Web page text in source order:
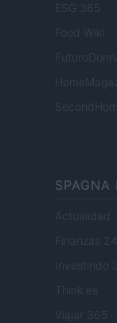
ESG 365
Food Wiki
FuturoDonna
Actualidad
Finanzas 24
Investindo
Viajar 365